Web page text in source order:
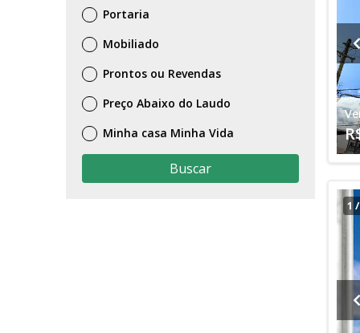
Portaria
Mobiliado
Prontos ou Revendas
Preço Abaixo do Laudo
Minha casa Minha Vida
Buscar
1 /